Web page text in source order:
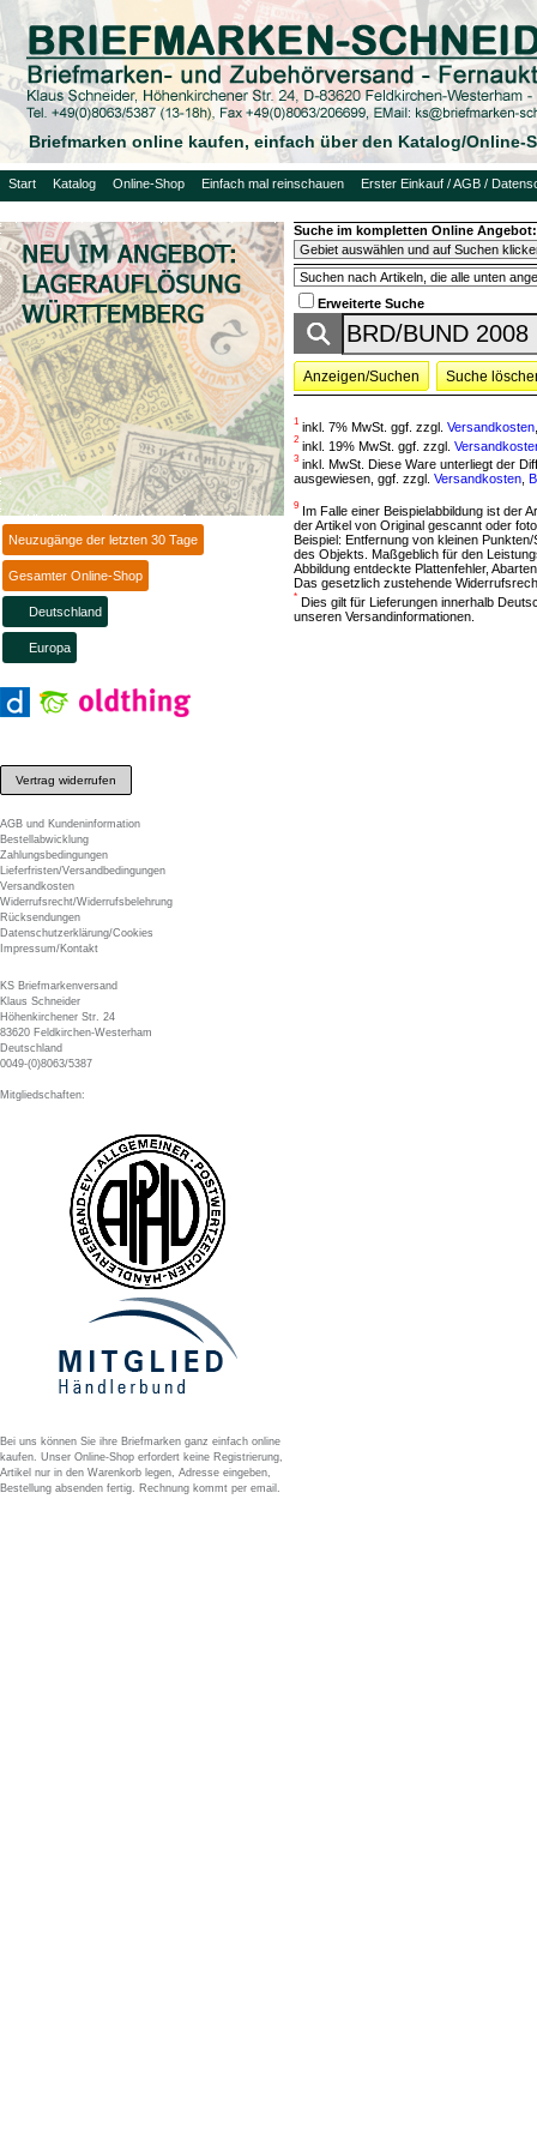
Briefmarken online kaufen, einfach über den Katalog/Online-
Start Katalog Online-Shop Einfach mal reinschauen Erster Einkauf / AGB /
Neuzugänge der letzten 30 Tage
Gesamter Online-Shop
Deutschland
Europa
Vertrag widerrufen
AGB und Kundeninformation
Bestellabwicklung
Zahlungsbedingungen
Lieferfristen/Versandbedingungen
Versandkosten
Widerrufsrecht/Widerrufsbelehrung
Rücksendungen
Datenschutzerklärung/Cookies
Impressum/Kontakt
KS Briefmarkenversand
Klaus Schneider
Höhenkirchener Str. 24
83620 Feldkirchen-Westerham
Deutschland
0049-(0)8063/5387
Mitgliedschaften:
Bei uns können Sie ihre Briefmarken ganz einfach online
kaufen. Unser Online-Shop erfordert keine Registrierung,
Artikel nur in den Warenkorb legen, Adresse eingeben,
Bestellung absenden fertig. Rechnung kommt per email.
Suche im kompletten Online Angebot:
Erweiterte Suche
Anzeigen/Suchen Suche
1 inkl. 7% MwSt. ggf. zzgl. Versandkosten
2 inkl. 19% MwSt. ggf. zzgl.
3 inkl. MwSt. Diese Ware unterliegt der
ausgewiesen, ggf. zzgl. Versandkosten
9
Im Falle einer Beispielabbildung ist der
der Artikel von Original gescannt oder
Beispiel: Entfernung von kleinen
des Objekts. Maßgeblich für den
Abbildung entdeckte Plattenfehler,
Das gesetzlich zustehende
* Dies gilt für Lieferungen innerhalb
unseren Versandinformationen.